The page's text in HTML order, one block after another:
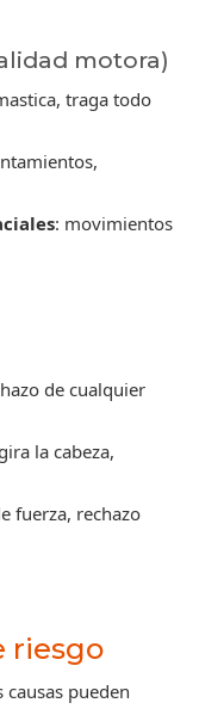
motora)
traga todo
: movimientos
de cualquier
la cabeza,
fuerza, rechazo
riesgo
causas pueden